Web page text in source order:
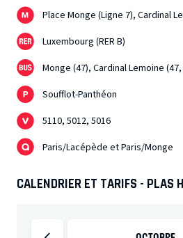
Place Monge (Ligne 7), Cardinal
Luxembourg (RER B)
Monge (47), Cardinal Lemoine
Soufflot-Panthéon
5110, 5012, 5016
Paris/Lacépède et Paris/Monge
CALENDRIER ET TARIFS - PLAS